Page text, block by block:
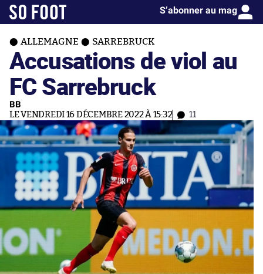
S’abonner au mag
ALLEMAGNE SARREBRUCK
Accusations de viol au
FC Sarrebruck
BB
LE VENDREDI 16 DÉCEMBRE 2022 À 15:32 11